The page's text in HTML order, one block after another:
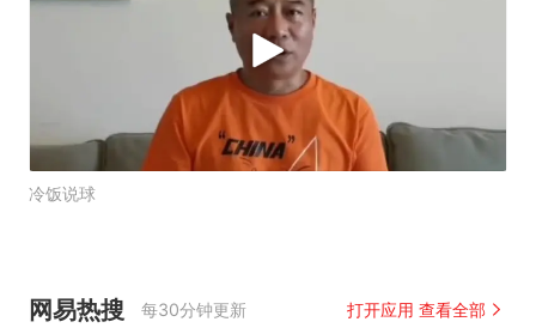
冷饭说球
网易热搜 每30分钟更新 打开应用 查看全部